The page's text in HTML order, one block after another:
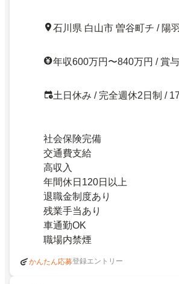
石川県 白山市 曽谷町チ / 陽
年収600万円〜840万円 / 賞
土日休み / 完全週休2日制 /
社会保険完備
交通費支給
高収入
年間休日120日以上
退職金制度あり
残業手当あり
車通勤OK
職場内禁煙
かんたん応募登録エントリー